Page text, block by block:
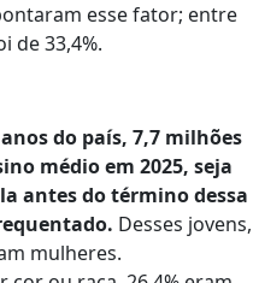
esse fator; entre
de 33,4%.
do país, 7,7 milhões
médio em 2025, seja
antes do término dessa
Desses jovens,
mulheres.